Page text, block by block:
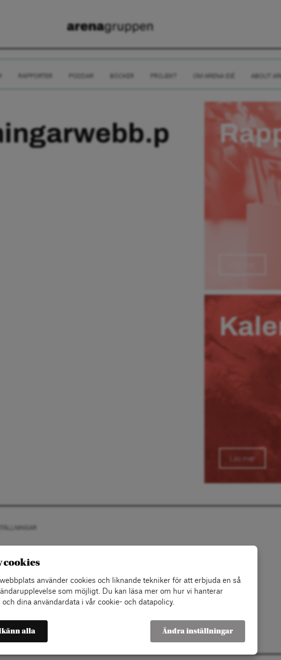
RAPPORTER BÖCKER PROJEKT OM ARENA IDÉ ABOUT
Läs mer
cookies
använder cookies och liknande tekniker för att erbjuda en så
som möjligt. Du kan läsa mer om hur vi hanterar
och dina användardata i vår cookie- och datapolicy.
alla Ändra inställningar